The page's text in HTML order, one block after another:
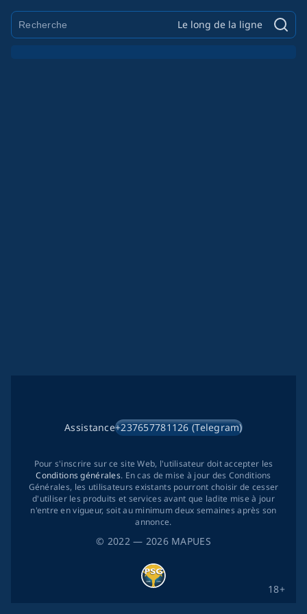
Le long de la ligne
© 2022— 2026 MAPUES
Assistance+237657781126 (Telegram)
18+
Pour s'inscrire sur ce site Web, l'utilisateur doit accepter les
Conditions générales. En cas de mise à jour des Conditions
Générales, les utilisateurs existants pourront choisir de cesser
d'utiliser les produits et services avant que ladite mise à jour
n'entre en vigueur, soit au minimum deux semaines après son
annonce.